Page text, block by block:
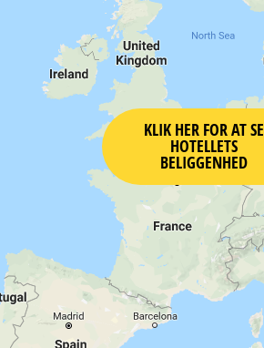
KLIK HER FOR AT SE
HOTELLETS
BELIGGENHED